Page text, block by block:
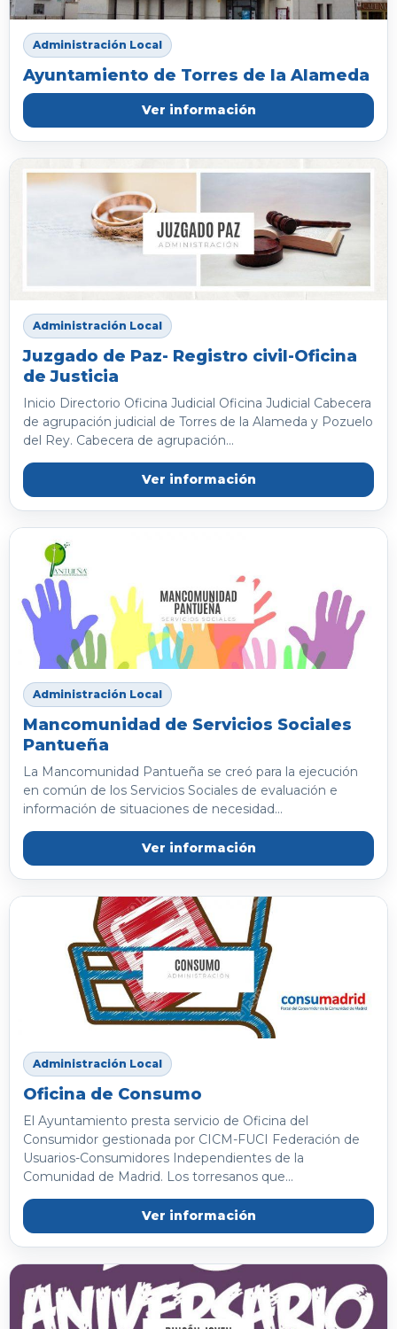
Administración Local
Ayuntamiento de Torres de la Alameda
Ver información
Administración Local
Juzgado de Paz- Registro civil-Oficina
de Justicia
Inicio Directorio Oficina Judicial Oficina Judicial Cabecera
de agrupación judicial de Torres de la Alameda y Pozuelo
del Rey. Cabecera de agrupación...
Ver información
Administración Local
Mancomunidad de Servicios Sociales
Pantueña
La Mancomunidad Pantueña se creó para la ejecución
en común de los Servicios Sociales de evaluación e
información de situaciones de necesidad...
Ver información
Administración Local
Oficina de Consumo
El Ayuntamiento presta servicio de Oficina del
Consumidor gestionada por CICM-FUCI Federación de
Usuarios-Consumidores Independientes de la
Comunidad de Madrid. Los torresanos que...
Ver información